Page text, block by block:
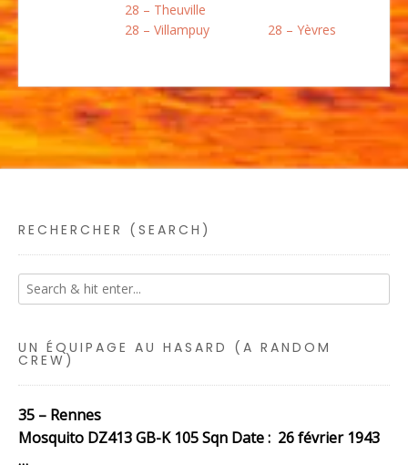
28 – Theuville
28 – Villampuy
28 – Yèvres
RECHERCHER (SEARCH)
UN ÉQUIPAGE AU HASARD (A RANDOM
CREW)
35 – Rennes
Mosquito DZ413 GB-K 105 Sqn Date : 26 février 1943
…